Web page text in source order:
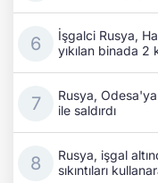
İşgalci Rusya,
yıkılan binada 2
Rusya,
ile saldırdı
Rusya, işgal
sıkıntıları